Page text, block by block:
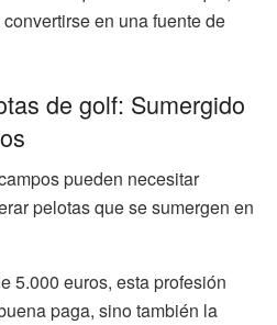
en una fuente de
de golf: Sumergido
pueden necesitar
pelotas que se sumergen en
5.000 euros, esta profesión
paga, sino también la